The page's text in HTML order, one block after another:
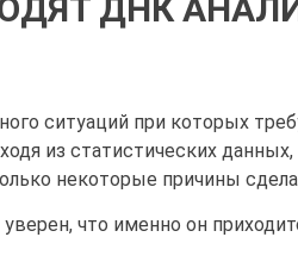
ДНК
ситуаций при которых
из статистических
некоторые причины
что именно он